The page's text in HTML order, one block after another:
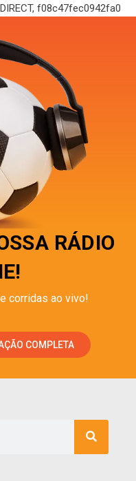
f08c47fec0942fa0
RÁDIO
corridas ao vivo!
COMPLETA